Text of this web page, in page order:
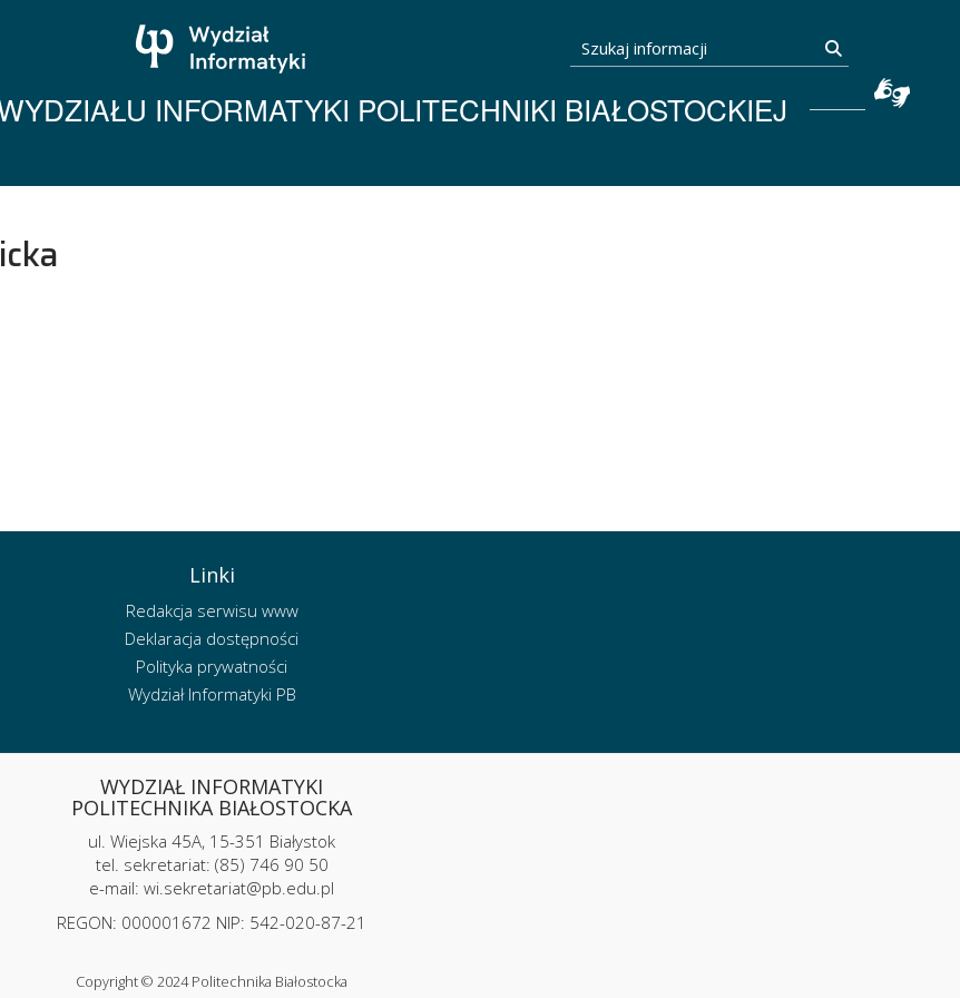
INFORMATYKI POLITECHNIKI BIAŁOSTOCKIEJ
Szukaj informacji
Linki
Redakcja serwisu www
Deklaracja dostępności
Polityka prywatności
Wydział Informatyki PB
WYDZIAŁ INFORMATYKI
POLITECHNIKA BIAŁOSTOCKA
ul. Wiejska 45A, 15-351 Białystok
tel. sekretariat: (85) 746 90 50
e-mail: wi.sekretariat@pb.edu.pl
REGON: 000001672 NIP: 542-020-87-21
Copyright © 2024 Politechnika Białostocka